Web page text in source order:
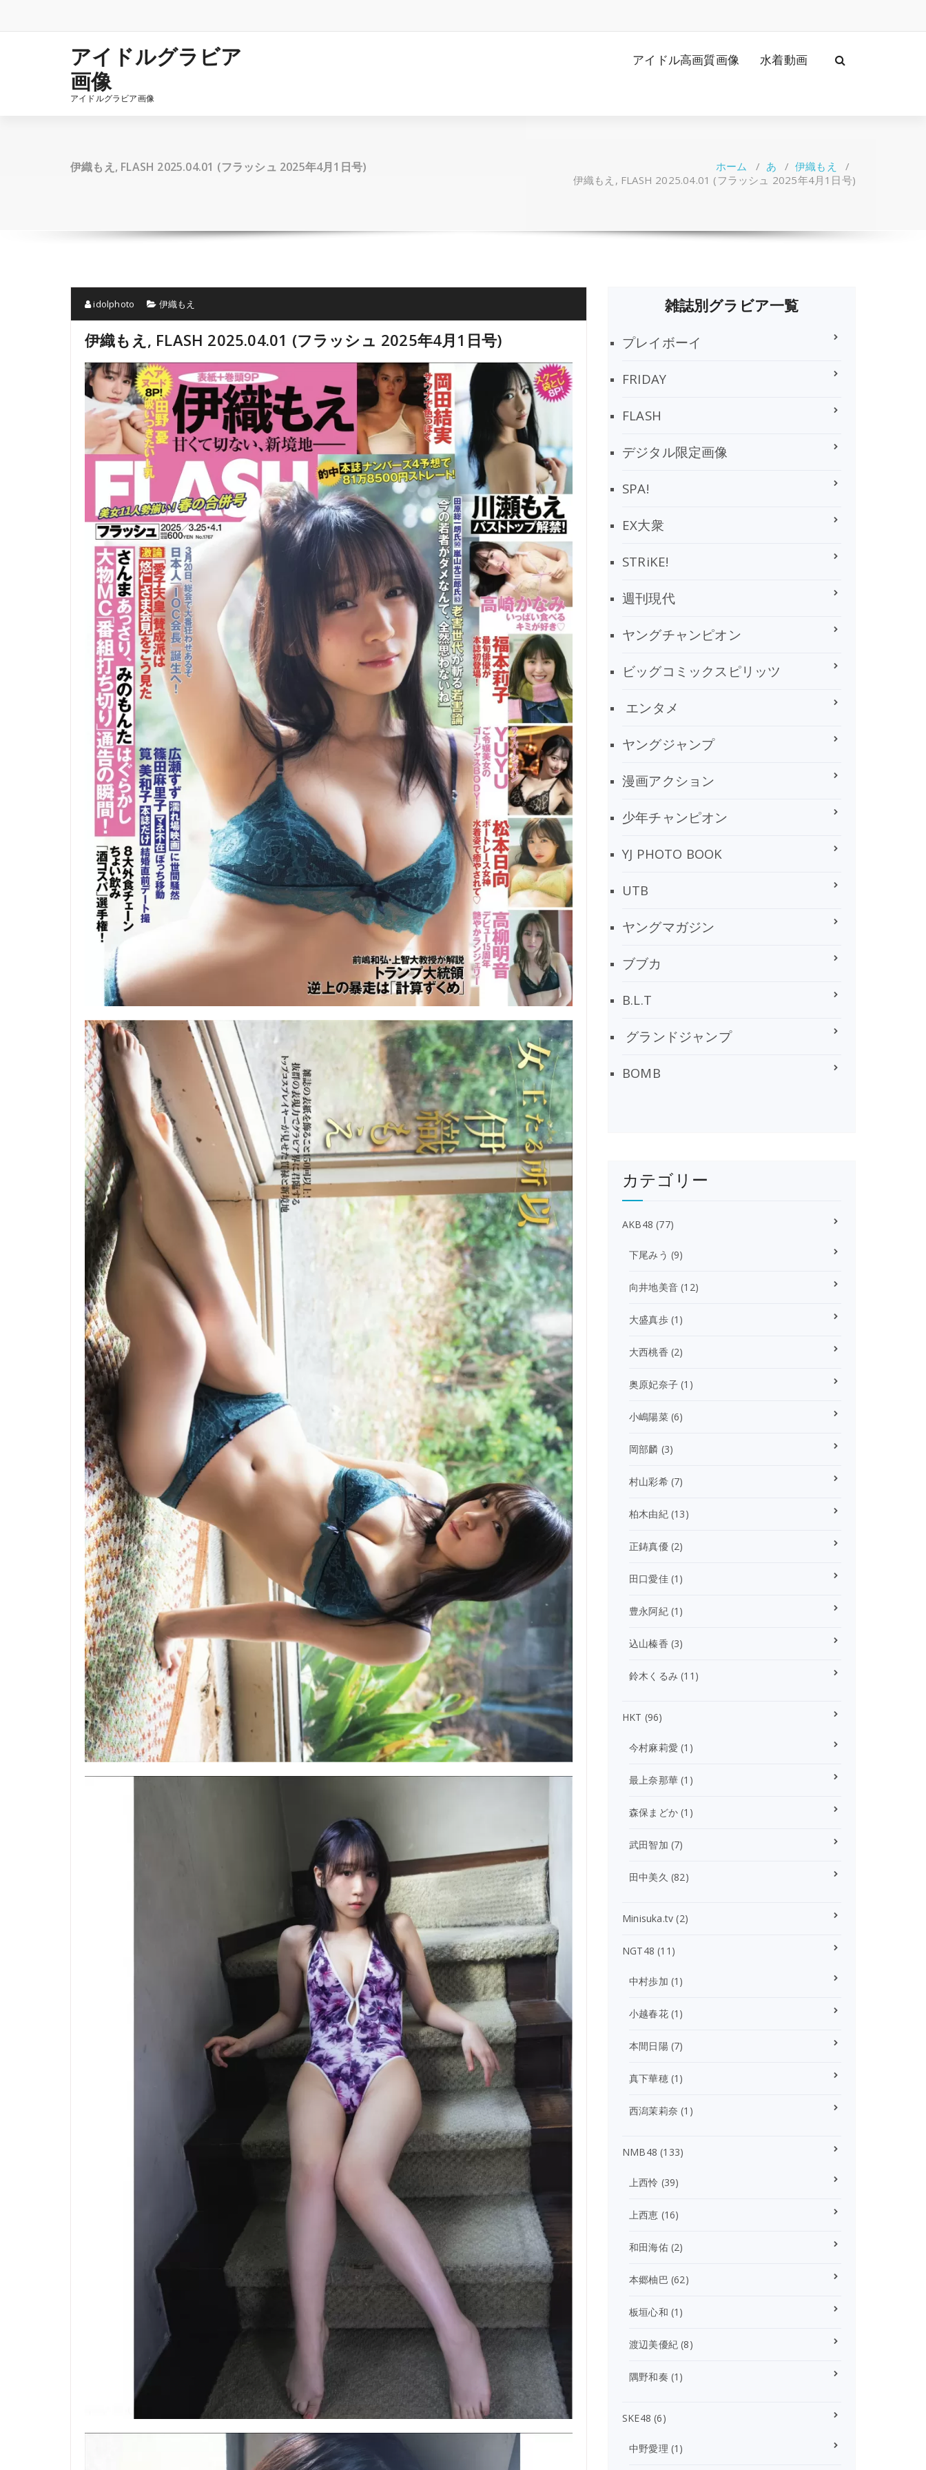
テ
アイドルグラビア
画像
アイドルグラビア画像
アイドル高画質画像 水着動画
伊織もえ, FLASH 2025.04.01 (フラッシュ 2025年4月1日号) ホーム / あ / 伊織もえ
/
伊織もえ, FLASH 2025.04.01 (フラッシュ 2025年4月1日号)
idolphoto 伊織もえ
伊織もえ, FLASH 2025.04.01 (フラッシュ 2025年4月1日号)
雑誌別グラビア一覧
プレイボーイ
FRIDAY
FLASH
デジタル限定画像
SPA!
EX大衆
STRiKE!
週刊現代
ヤングチャンピオン
ビッグコミックスピリッツ
エンタメ
ヤングジャンプ
漫画アクション
少年チャンピオン
YJ PHOTO BOOK
UTB
ヤングマガジン
ブブカ
B.L.T
グランドジャンプ
BOMB
カテゴリー
AKB48 (77)
下尾みう (9)
向井地美音 (12)
大盛真歩(1)
大西桃香 (2)
奥原妃奈子 (1)
小嶋陽菜(6)
岡部麟 (3)
村山彩希(7)
柏木由紀(13)
正鋳真優(2)
田口愛佳(1)
豊永阿紀(1)
込山榛香 (3)
鈴木くるみ (11)
HKT (96)
今村麻莉愛 (1)
最上奈那華 (1)
森保まどか (1)
武田智加 (7)
田中美久 (82)
Minisuka.tv (2)
NGT48 (11)
中村歩加 (1)
小越春花(1)
本間日陽(7)
真下華穂(1)
西潟茉莉奈 (1)
NMB48 (133)
上西怜 (39)
上西恵 (16)
和田海佑(2)
本郷柚巴 (62)
板垣心和 (1)
渡辺美優紀 (8)
隅野和奏 (1)
SKE48 (6)
中野愛理 (1)